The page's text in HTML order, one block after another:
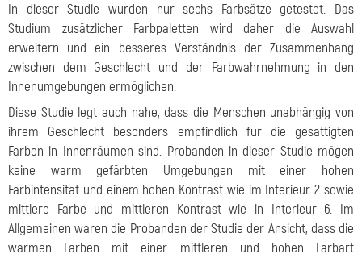
In dieser Studie wurden nur sechs Farbsätze getestet. Das
Studium zusätzlicher Farbpaletten wird daher die Auswahl
erweitern und ein besseres Verständnis der Zusammenhang
zwischen dem Geschlecht und der Farbwahrnehmung in den
Innenumgebungen ermöglichen.
Diese Studie legt auch nahe, dass die Menschen unabhängig von
ihrem Geschlecht besonders empfindlich für die gesättigten
Farben in Innenräumen sind. Probanden in dieser Studie mögen
keine warm gefärbten Umgebungen mit einer hohen
Farbintensität und einem hohen Kontrast wie im Interieur 2 sowie
mittlere Farbe und mittleren Kontrast wie in Interieur 6. Im
Allgemeinen waren die Probanden der Studie der Ansicht, dass die
warmen Farben mit einer mittleren und hohen Farbart